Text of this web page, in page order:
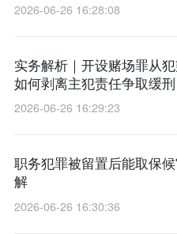
2026-06-26 16:28:08
实务解析｜开设赌场罪从
如何剥离主犯责任争取缓刑
2026-06-26 16:29:23
职务犯罪被留置后能取保
解
2026-06-26 16:30:36